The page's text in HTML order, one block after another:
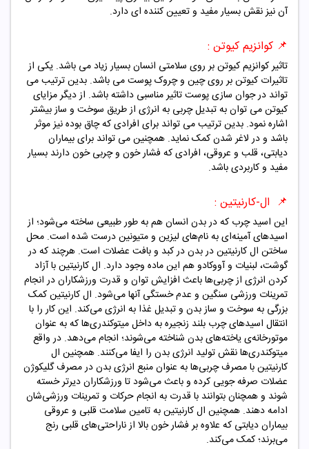
آن نیز نقش بسیار مفید و تعیین کننده ای دارد.
📌 کوانزیم کیوتن :
تاثیر کوانزیم کیوتن بر روی سلامتی انسان بسیار زیاد می باشد. یکی از
تاثیرات کیوتن بر روی چین و چروک پوست می باشد. بدین ترتیب می
تواند در جوان سازی پوست تاثیر مناسبی داشته باشد. از دیگر مزایای
کیوتن می توان به تبدیل چربی به انرژی از طریق سوخت و ساز بیشتر
اشاره نمود. بدین ترتیب می تواند برای افرادی که چاق بوده نیز موثر
باشد و در لاغر شدن کمک نماید. همچنین می تواند برای بیماران
دیابتی، قلب و عروقی، افرادی که فشار خون و چربی خون دارند بسیار
مفید و کاربردی باشد.
📌 ال-کارنیتین :
این اسید چرب که در بدن انسان هم به طور طبیعی ساخته می‌شود؛ از
اسیدهای آمینه‌ای به نام‌های لیزین و متیونین درست شده است. محل
ساختن ال کارنیتین در بدن در کبد و بافت عضلات است. هرچند که در
گوشت، لبنیات و آووکادو هم این ماده وجود دارد. ال کارنیتین با آزاد
کردن انرژی از چربی‌ها باعث افزایش توان و قدرت ورزشکاران در انجام
تمرینات ورزشی سنگین و عدم خستگی آنها می‌شود. ال کارنیتین کمک
بزرگی به سوخت و ساز بدن و تبدیل غذا به انرژی می‌کند. این کار را با
انتقال اسیدهای چرب بلند زنجیره به داخل میتوکندری‌ها که به عنوان
موتورخانه‌ی یاخته‌های بدن شناخته می‌شوند؛ انجام می‌دهد. در واقع
میتوکندری‌ها نقش تولید انرژی بدن را ایفا می‌کنند. همچنین ال
کارنیتین با مصرف چربی‌ها به عنوان منبع انرژی بدن در مصرف گلیکوژن
عضلات صرفه جویی کرده و باعث می‌شود تا ورزشکاران دیرتر خسته
شوند و همچنان بتوانند با قدرت به انجام حرکات و تمرینات ورزشی‌شان
ادامه دهند. همچنین ال کارنیتین به تامین سلامت قلبی و عروقی
بیماران دیابتی که علاوه بر فشار خون بالا از ناراحتی‌های قلبی رنج
می‌برند؛ کمک می‌کند.